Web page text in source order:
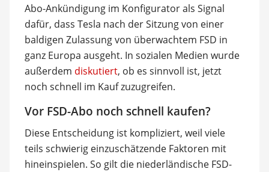
Abo-Ankündigung im Konfigurator als Signal
dafür, dass Tesla nach der Sitzung von einer
baldigen Zulassung von überwachtem FSD in
ganz Europa ausgeht. In sozialen Medien wurde
außerdem diskutiert, ob es sinnvoll ist, jetzt
noch schnell im Kauf zuzugreifen.
Vor FSD-Abo noch schnell kaufen?
Diese Entscheidung ist kompliziert, weil viele
teils schwierig einzuschätzende Faktoren mit
hineinspielen. So gilt die niederländische FSD-